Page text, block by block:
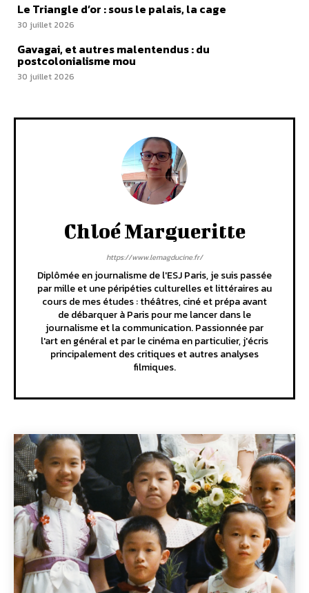
Le Triangle d’or : sous le palais, la cage
30 juillet 2026
Gavagai, et autres malentendus : du
postcolonialisme mou
30 juillet 2026
Chloé Margueritte
https://www.lemagducine.fr/
Diplômée en journalisme de l'ESJ Paris, je suis passée
par mille et une péripéties culturelles et littéraires au
cours de mes études : théâtres, ciné et prépa avant
de débarquer à Paris pour me lancer dans le
journalisme et la communication. Passionnée par
l'art en général et par le cinéma en particulier, j'écris
principalement des critiques et autres analyses
filmiques.